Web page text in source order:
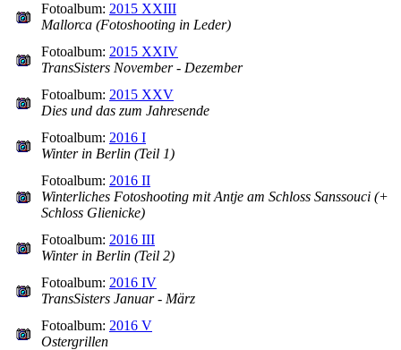
Fotoalbum: 2015 XXIII
Mallorca (Fotoshooting in Leder)
Fotoalbum: 2015 XXIV
TransSisters November - Dezember
Fotoalbum: 2015 XXV
Dies und das zum Jahresende
Fotoalbum: 2016 I
Winter in Berlin (Teil 1)
Fotoalbum: 2016 II
Winterliches Fotoshooting mit Antje am Schloss Sanssouci (+
Schloss Glienicke)
Fotoalbum: 2016 III
Winter in Berlin (Teil 2)
Fotoalbum: 2016 IV
TransSisters Januar - März
Fotoalbum: 2016 V
Ostergrillen